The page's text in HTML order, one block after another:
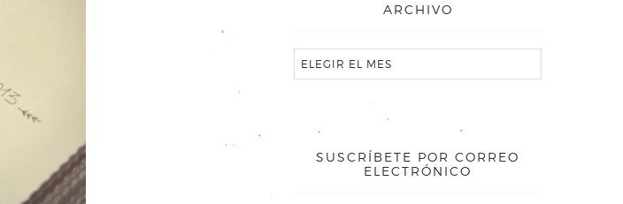
ARCHIVO
SUSCRÍBETE POR CORREO
ELECTRÓNICO